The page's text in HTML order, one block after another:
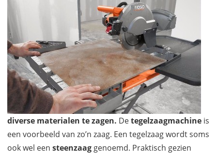
diverse materialen te zagen. Detegelzaagmachine is
een voorbeeld van zo’n zaag. Een tegelzaag wordt soms
ook wel een steenzaag genoemd. Praktisch gezien